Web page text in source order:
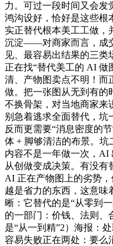
力。可过一段时间又会发
鸿沟设好，恰好是这些根
实正替代根本美工工做，
沉淀——对商家而言，成
见、最容易出结果的三
正在找“替代美工的 AI 做
清、产物图卖点不明！而
做。把一张图从无到有的
不换骨架，对当地商家来
别急着逃求全面替代，坑
反而更需要“消息密度的
体 + 脚够清洁的布景。
内容不是一年做一次，
从创做变成决策。有没有
AI 正在产物图上的劣势
越是省力的东西，这意味
晰：它替代的是“从零到
的一部门：价钱、法则、
是“从一到精”2）海报：
容易失败正在两处：要么